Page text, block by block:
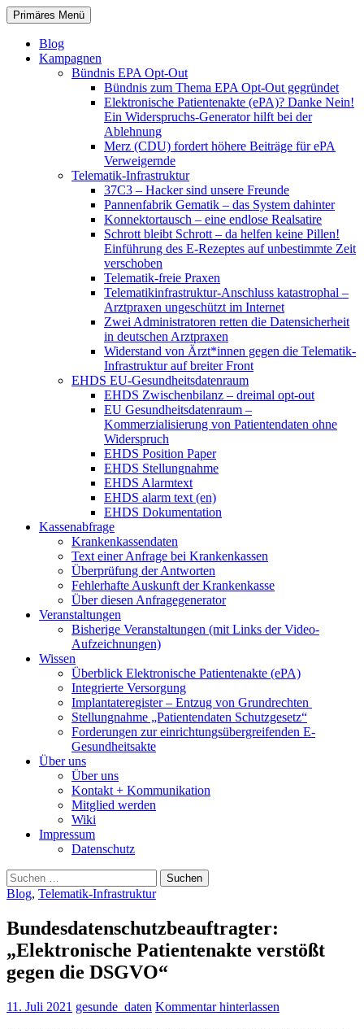
Zum
Inhalt
springen
patientenrechte-datenschutz.de
Suchen
Primäres Menü
Blog
Kampagnen
Bündnis EPA Opt-Out
Bündnis zum Thema EPA Opt-Out gegründet
Elektronische Patientenakte (ePA)? Danke Nein!
Ein Widerspruchs-Generator hilft bei der
Ablehnung
Merz (CDU) fordert höhere Beiträge für ePA
Verweigernde
Telematik-Infrastruktur
37C3 – Hacker sind unsere Freunde
Pannenfabrik Gematik – das System dahinter
Konnektortausch – eine endlose Realsatire
Schrott bleibt Schrott – da helfen keine Pillen!
Einführung des E-Rezeptes auf unbestimmte Zeit
verschoben
Telematik-freie Praxen
Telematikinfrastruktur-Anschluss katastrophal –
Arztpraxen ungeschützt im Internet
Zwei Administratoren retten die Datensicherheit
in deutschen Arztpraxen
Widerstand von Ärzt*innen gegen die Telematik-
Infrastruktur auf breiter Front
EHDS EU-Gesundheitsdatenraum
EHDS Zwischenbilanz – dreimal opt-out
EU Gesundheitsdatenraum –
Kommerzialisierung von Patientendaten ohne
Widerspruch
EHDS Position Paper
EHDS Stellungnahme
EHDS Alarmtext
EHDS alarm text (en)
EHDS Dokumentation
Kassenabfrage
Krankenkassendaten
Text einer Anfrage bei Krankenkassen
Überprüfung der Antworten
Fehlerhafte Auskunft der Krankenkasse
Über diesen Anfragegenerator
Veranstaltungen
Bisherige Veranstaltungen (mit Links der Video-
Aufzeichnungen)
Wissen
Überblick Elektronische Patientenakte (ePA)
Integrierte Versorgung
Implantateregister – Entzug von Grundrechten
Stellungnahme „Patientendaten Schutzgesetz“
Forderungen zur einrichtungsübergreifenden E-
Gesundheitsakte
Über uns
Über uns
Kontakt + Kommunikation
Mitglied werden
Wiki
Impressum
Datenschutz
Suchen
nach:
Blog, Telematik-Infrastruktur
Bundesdatenschutzbeauftragter:
„Elektronische Patientenakte verstößt
gegen die DSGVO“
11. Juli 2021 gesunde_daten Kommentar hinterlassen